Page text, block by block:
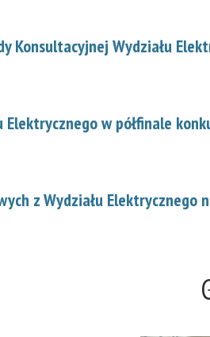
Konsultacyjnej Wydziału
Elektrycznego w półfinale
z Wydziału